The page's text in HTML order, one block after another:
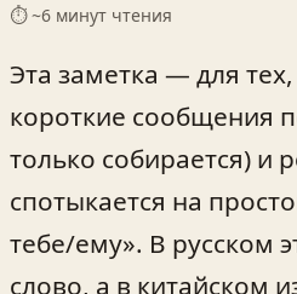
⏱ ~6 минут чтения
Эта заметка — для
короткие сообщения
только собирается) и
спотыкается на
тебе/ему». В русском
слово, а в китайском